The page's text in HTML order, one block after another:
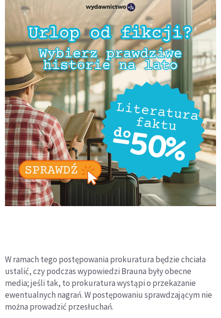
W ramach tego postępowania prokuratura będzie chciała
ustalić, czy podczas wypowiedzi Brauna były obecne
media; jeśli tak, to prokuratura wystąpi o przekazanie
ewentualnych nagrań. W postępowaniu sprawdzającym nie
można prowadzić przesłuchań.